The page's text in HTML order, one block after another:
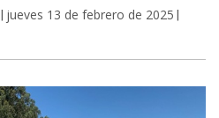
jueves 13 de febrero de 2025